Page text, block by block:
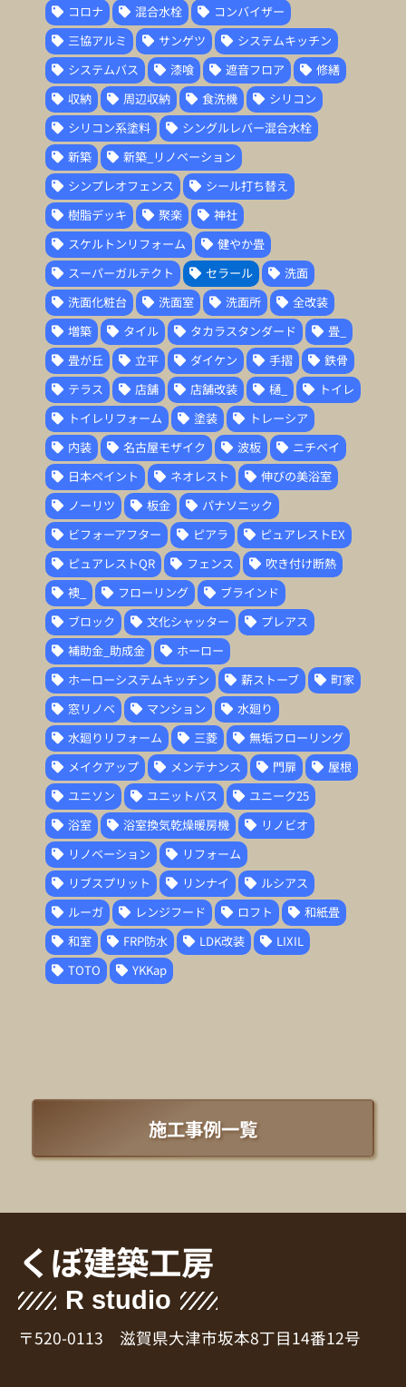
コロナ 混合水栓
コンバイザー
三協アルミ
サンゲツ
システムキッチン
システムバス
漆喰 遮音フロア
修繕
収納
周辺収納 食洗機
シリコン
シリコン系塗料
シングルレバー混合水栓
新築
新築_リノベーション
シンプレオフェンス
シール打ち替え
樹脂デッキ
聚楽
神社
スケルトンリフォーム
健やか畳
スーパーガルテクト
セラール
洗面
洗面化粧台
洗面室 洗面所
全改装
増築
タイル タカラスタンダード
畳_
畳が丘
立平 ダイケン 手摺
鉄骨
テラス
店舗 店舗改装 樋_
トイレ
トイレリフォーム
塗装
トレーシア
内装
名古屋モザイク 波板
ニチベイ
日本ペイント
ネオレスト
伸びの美浴室
ノーリツ
板金
パナソニック
ビフォーアフター
ピアラ
ピュアレストEX
ピュアレストQR
フェンス
吹き付け断熱
襖_
フローリング
ブラインド
ブロック
文化シャッター
プレアス
補助金_助成金
ホーロー
ホーローシステムキッチン
薪ストーブ
町家
窓リノベ
マンション
水廻り
水廻りリフォーム
三菱
無垢フローリング
メイクアップ
メンテナンス 門扉
屋根
ユニソン
ユニットバス
ユニーク25
浴室
浴室換気乾燥暖房機
リノビオ
リノベーション
リフォーム
リブスプリット
リンナイ
ルシアス
ルーガ
レンジフード ロフト
和紙畳
和室
FRP防水 LDK改装
LIXIL
TOTO
YKKap
施工事例一覧
くぼ建築工房
R studio
〒520-0113 滋賀県大津市坂本8丁目14番12号